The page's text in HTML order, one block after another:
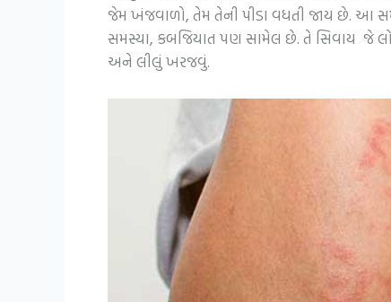
જેમ ખંજવાળો, તેમ તેની પીડા વધતી જાય છે. આ
સમસ્યા, કબજિયાત પણ સામેલ છે. તે સિવાય જે
અને લીલું ખરજવું.